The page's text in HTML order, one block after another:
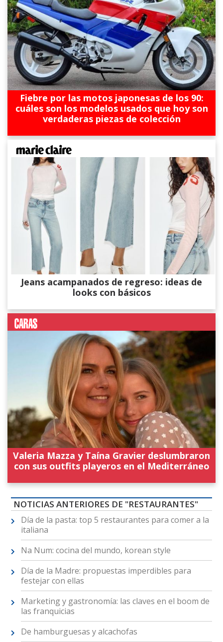
Fiebre por las motos japonesas de los 90:
cuáles son los modelos usados que hoy son
verdaderas piezas de colección
Jeans acampanados de regreso: ideas de
looks con básicos
Valeria Mazza y Taína Gravier deslumbraron
con sus outfits playeros en el Mediterráneo
NOTICIAS ANTERIORES DE "RESTAURANTES"
Día de la pasta: top 5 restaurantes para comer a la
italiana
Na Num: cocina del mundo, korean style
Día de la Madre: propuestas imperdibles para
festejar con ellas
Marketing y gastronomía: las claves en el boom de
las franquicias
De hamburguesas y alcachofas